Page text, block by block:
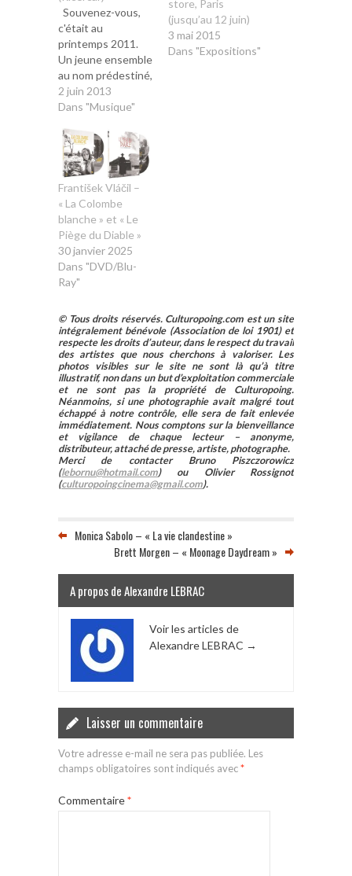
Souvenez-vous,
c'était au
printemps 2011.
Un jeune ensemble
au nom prédestiné,
Vox Luminis, nous
offrait son
et bouleversait,
par la même
occasion, la
discographie
pourtant relevée
des Musicalische
Exequien de
Schütz. Après une
pluie de
récompenses
avait hâte de
retrouver Lionel
Meunier et…
2 juin 2013
Dans "Musique"
store, Paris
(jusqu’au 12 juin)
3 mai 2015
Dans "Expositions"
František Vláčil –
« La Colombe
blanche » et « Le
Piège du Diable »
30 janvier 2025
Dans "DVD/Blu-
Ray"
© Tous droits réservés. Culturopoing.com est un site
intégralement bénévole (Association de loi 1901) et
respecte les droits d’auteur, dans le respect du travail
des artistes que nous cherchons à valoriser. Les
photos visibles sur le site ne sont là qu’à titre
illustratif, non dans un but d’exploitation commerciale
et ne sont pas la propriété de Culturopoing.
Néanmoins, si une photographie avait malgré tout
échappé à notre contrôle, elle sera de fait enlevée
immédiatement. Nous comptons sur la bienveillance
et vigilance de chaque lecteur – anonyme,
distributeur, attaché de presse, artiste, photographe.
Merci de contacter Bruno Piszczorowicz
(lebornu@hotmail.com) ou Olivier Rossignot
(culturopoingcinema@gmail.com).
Monica Sabolo – « La vie clandestine »
Brett Morgen – « Moonage Daydream »
A propos de Alexandre LEBRAC
Voir les articles de
Alexandre LEBRAC →
Laisser un commentaire
Votre adresse e-mail ne sera pas publiée. Les
champs obligatoires sont indiqués avec*
Commentaire*